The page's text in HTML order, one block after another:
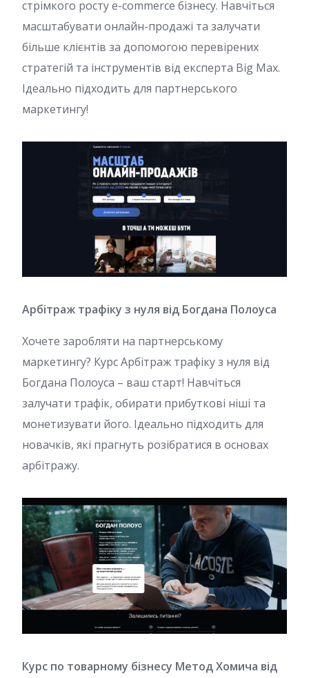
стрімкого росту e-commerce бізнесу. Навчіться
масштабувати онлайн-продажі та залучати
більше клієнтів за допомогою перевірених
стратегій та інструментів від експерта Big Max.
Ідеально підходить для партнерського
маркетингу!
Арбітраж трафіку з нуля від Богдана Полоуса
Хочете заробляти на партнерському
маркетингу? Курс Арбітраж трафіку з нуля від
Богдана Полоуса – ваш старт! Навчіться
залучати трафік, обирати прибуткові ніші та
монетизувати його. Ідеально підходить для
новачків, які прагнуть розібратися в основах
арбітражу.
Курс по товарному бізнесу Метод Хомича від